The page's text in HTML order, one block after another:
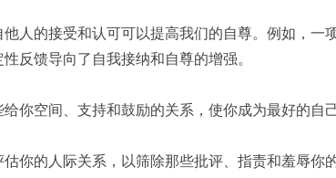
人的接受和认可可以提高我们的自尊。例如，一
反馈导向了自我接纳和自尊的增强。
你空间、支持和鼓励的关系，使你成为最好的自己
你的人际关系，以筛除那些批评、指责和羞辱你